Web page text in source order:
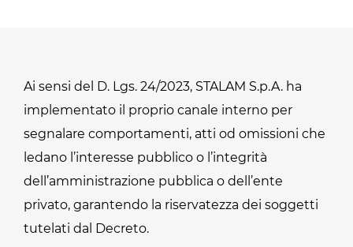
Ai sensi del D. Lgs. 24/2023, STALAM S.p.A. ha
implementato il proprio canale interno per
segnalare comportamenti, atti od omissioni che
ledano l’interesse pubblico o l’integrità
dell’amministrazione pubblica o dell’ente
privato, garantendo la riservatezza dei soggetti
tutelati dal Decreto.